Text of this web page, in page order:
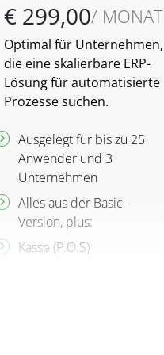
€ 299,00/ MONAT
Optimal für Unternehmen,
die eine skalierbare ERP-
Lösung für automatisierte
Prozesse suchen.
Ausgelegt für bis zu 25
Anwender und 3
Unternehmen
Alles aus der Basic-
Version, plus:
Kasse (P.O.S)